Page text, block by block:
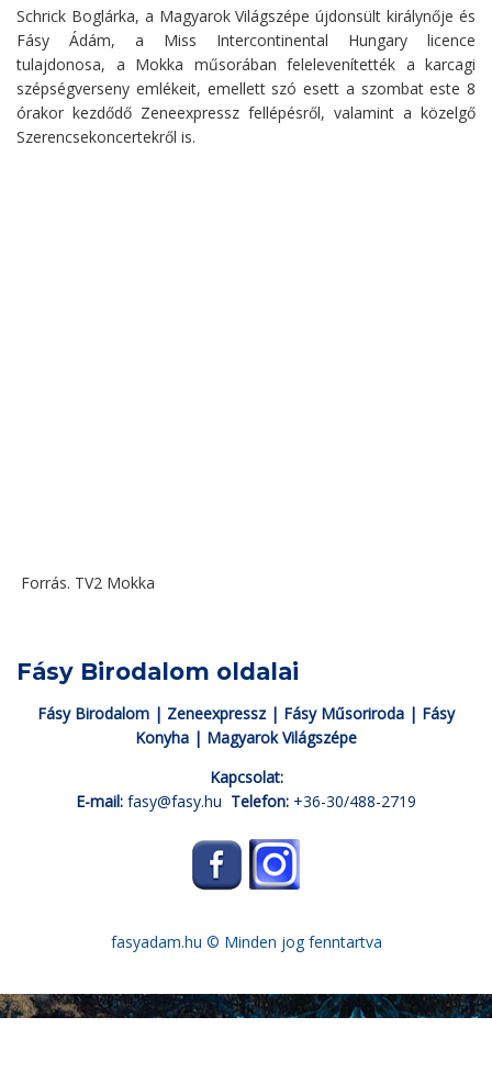
Schrick Boglárka, a Magyarok Világszépe újdonsült királynője és
Fásy Ádám, a Miss Intercontinental Hungary licence
tulajdonosa, a Mokka műsorában felelevenítették a karcagi
szépségverseny emlékeit, emellett szó esett a szombat este 8
órakor kezdődő Zeneexpressz fellépésről, valamint a közelgő
Szerencsekoncertekről is.
Forrás. TV2 Mokka
Fásy Birodalom oldalai
Fásy Birodalom | Zeneexpressz | Fásy Műsoriroda | Fásy
Konyha | Magyarok Világszépe
Kapcsolat:
E-mail: fasy@fasy.hu Telefon: +36-30/488-2719
fasyadam.hu © Minden jog fenntartva